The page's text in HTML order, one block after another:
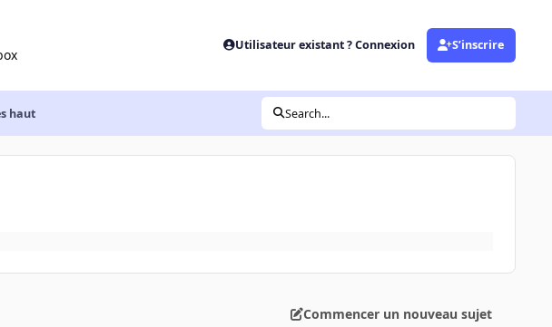
Utilisateur existant ? Connexion S’inscrire
haut Search...
Commencer un nouveau sujet